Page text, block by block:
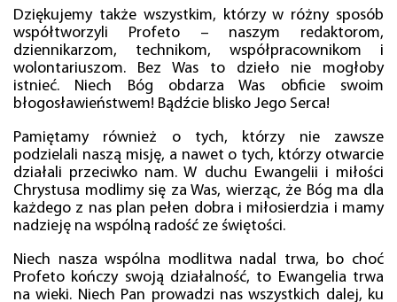
Dziękujemy także wszystkim, którzy w różny sposób
współtworzyli Profeto – naszym redaktorom,
dziennikarzom, technikom, współpracownikom i
wolontariuszom. Bez Was to dzieło nie mogłoby
istnieć. Niech Bóg obdarza Was obficie swoim
błogosławieństwem! Bądźcie blisko Jego Serca!
Pamiętamy również o tych, którzy nie zawsze
podzielali naszą misję, a nawet o tych, którzy otwarcie
działali przeciwko nam. W duchu Ewangelii i miłości
Chrystusa modlimy się za Was, wierząc, że Bóg ma dla
każdego z nas plan pełen dobra i miłosierdzia i mamy
nadzieję na wspólną radość ze świętości.
Niech nasza wspólna modlitwa nadal trwa, bo choć
Profeto kończy swoją działalność, to Ewangelia trwa
na wieki. Niech Pan prowadzi nas wszystkich dalej, ku